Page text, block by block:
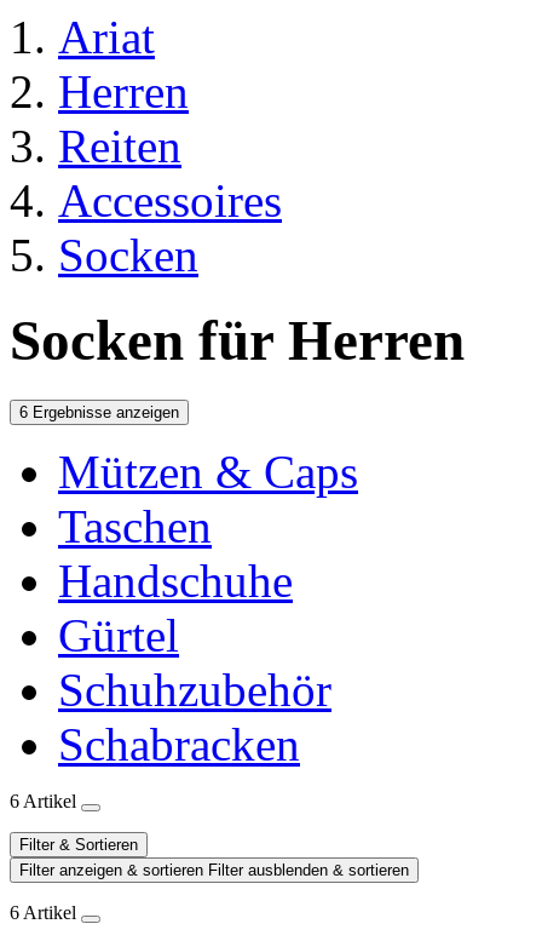
Ariat
Herren
Reiten
Accessoires
Socken
Socken für Herren
6 Ergebnisse anzeigen
Mützen & Caps
Taschen
Handschuhe
Gürtel
Schuhzubehör
Schabracken
6 Artikel
Filter & Sortieren
Filter anzeigen & sortieren Filter ausblenden & sortieren
6 Artikel